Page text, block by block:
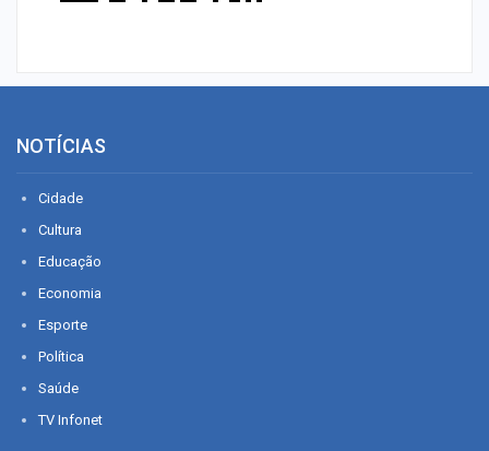
NOTÍCIAS
Cidade
Cultura
Educação
Economia
Esporte
Política
Saúde
TV Infonet